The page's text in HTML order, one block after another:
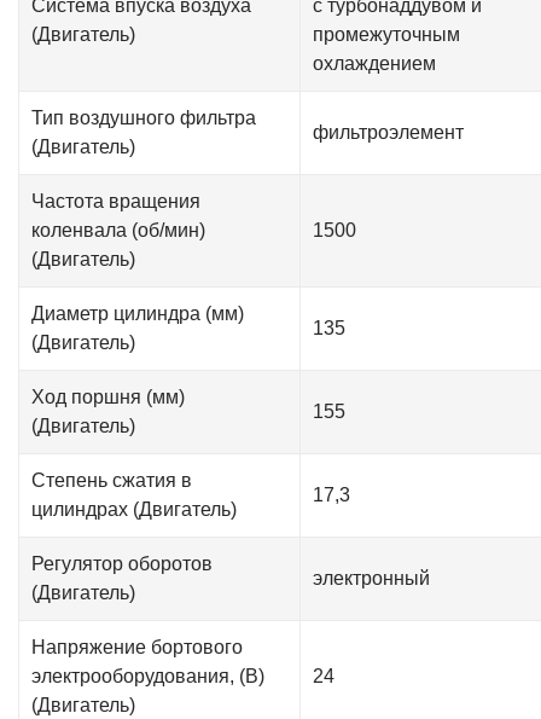
Система впуска воздуха
(Двигатель)
с турбонаддувом и
промежуточным
охлаждением
Тип воздушного фильтра
(Двигатель)
фильтроэлемент
Частота вращения
коленвала (об/мин)
(Двигатель)
1500
Диаметр цилиндра (мм)
(Двигатель)
135
Ход поршня (мм)
(Двигатель)
155
Степень сжатия в
цилиндрах (Двигатель)
17,3
Регулятор оборотов
(Двигатель)
электронный
Напряжение бортового
электрооборудования, (В)
(Двигатель)
24